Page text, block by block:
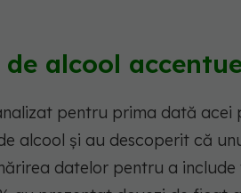
de alcool
pentru prima dată
alcool și au descoperit că
datelor pentru a